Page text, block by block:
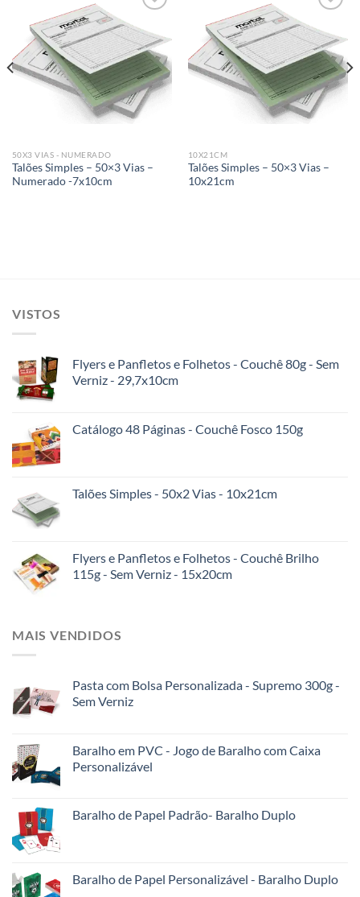
Add to
wishlist
50X3 VIAS - NUMERADO
Talões Simples – 50×3 Vias –
Numerado -7x10cm
Add to
wishlist
10X21CM
Talões Simples – 50×3 Vias –
10x21cm
VISTOS
Flyers e Panfletos e Folhetos - Couchê 80g - Sem
Verniz - 29,7x10cm
Catálogo 48 Páginas - Couchê Fosco 150g
Talões Simples - 50x2 Vias - 10x21cm
Flyers e Panfletos e Folhetos - Couchê Brilho
115g - Sem Verniz - 15x20cm
MAIS VENDIDOS
Pasta com Bolsa Personalizada - Supremo 300g -
Sem Verniz
Baralho em PVC - Jogo de Baralho com Caixa
Personalizável
Baralho de Papel Padrão- Baralho Duplo
Baralho de Papel Personalizável - Baralho Duplo